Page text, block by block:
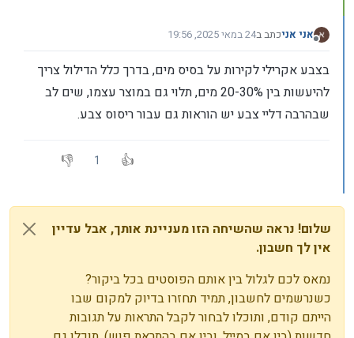
מנותק
אני אניכתב ב24 במאי 2025, 19:56
נערך לאחרונה על ידי
בצבע אקרילי לקירות על בסיס מים, בדרך כלל הדילול צריך
להיעשות בין 20-30% מים, תלוי גם במוצר עצמו, שים לב
שבהרבה דליי צבע יש הוראות גם עבור ריסוס צבע.
1
שלום! נראה שהשיחה הזו מעניינת אותך, אבל עדיין
אין לך חשבון.
נמאס לכם לגלול בין אותם הפוסטים בכל ביקור?
כשנרשמים לחשבון, תמיד תחזרו בדיוק למקום שבו
הייתם קודם, ותוכלו לבחור לקבל התראות על תגובות